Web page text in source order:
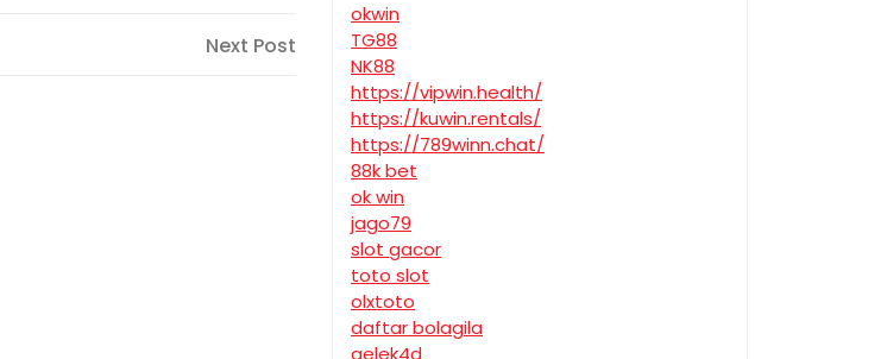
Next Post
okwin
TG88
NK88
https://vipwin.health/
https://kuwin.rentals/
https://789winn.chat/
88k bet
ok win
jago79
slot gacor
toto slot
olxtoto
daftar bolagila
gelek4d